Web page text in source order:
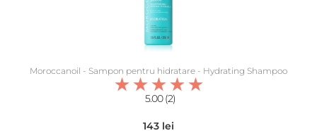
Moroccanoil - Sampon pentru hidratare - Hydrating Shampoo
5.00 (2)
143 lei